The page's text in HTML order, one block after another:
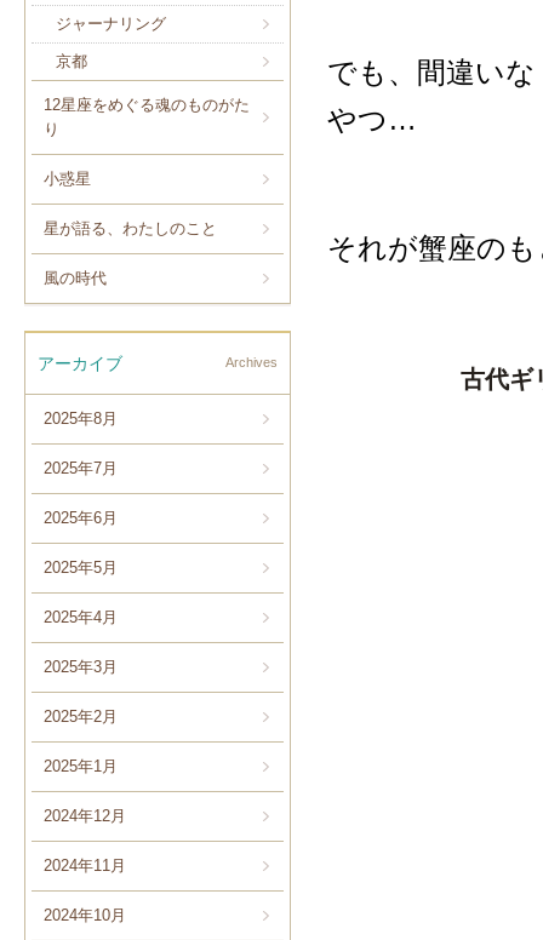
ジャーナリング
京都
12星座をめぐる魂のものがた
り
小惑星
星が語る、わたしのこと
風の時代
アーカイブ Archives
2025年8月
2025年7月
2025年6月
2025年5月
2025年4月
2025年3月
2025年2月
2025年1月
2024年12月
2024年11月
2024年10月
でも、間違い
やつ…
それが蟹座の
古代ギ